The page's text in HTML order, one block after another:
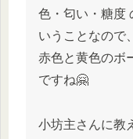
色・匂い・糖度
いうことなので、
赤色と黄色のボ
ですね🤗
小坊主さんに教